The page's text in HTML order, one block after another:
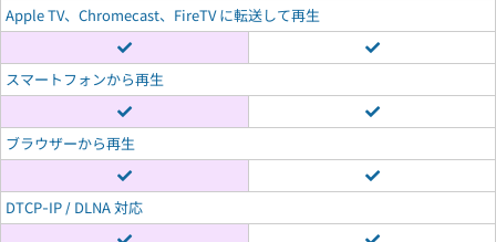
Apple TV、Chromecast、FireTV に転送して再生
スマートフォンから再生
ブラウザーから再生
DTCP-IP / DLNA 対応